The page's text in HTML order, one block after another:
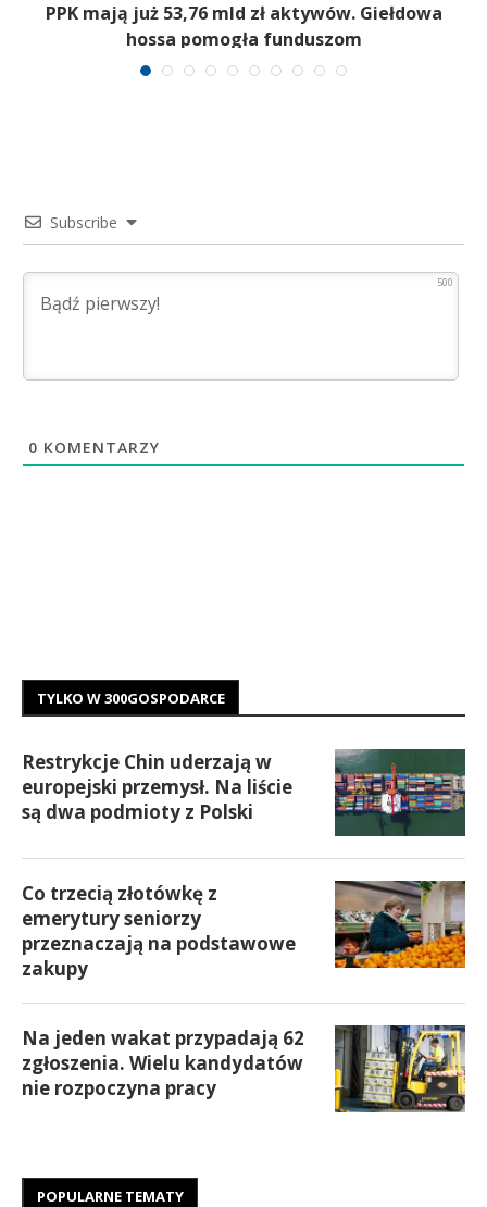
PPK mają już 53,76 mld zł aktywów. Giełdowa
hossa pomogła funduszom
Subscribe
500
0 KOMENTARZY
TYLKO W 300GOSPODARCE
Restrykcje Chin uderzają w
europejski przemysł. Na liście
są dwa podmioty z Polski
Co trzecią złotówkę z
emerytury seniorzy
przeznaczają na podstawowe
zakupy
Na jeden wakat przypadają 62
zgłoszenia. Wielu kandydatów
nie rozpoczyna pracy
POPULARNE TEMATY